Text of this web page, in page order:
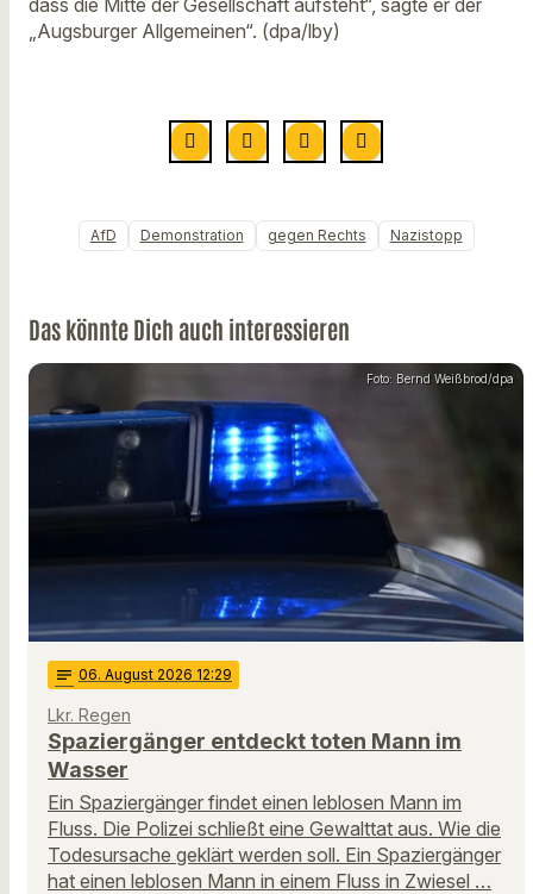
„Augsburger Allgemeinen“. (dpa/lby)
AfD Demonstration gegen Rechts Nazistopp
Das könnte Dich auch interessieren
Foto: Bernd Weißbrod/dpa
notes 06. August 2026 12:29
Lkr. Regen
Spaziergänger entdeckt toten Mann im
Wasser
Ein Spaziergänger findet einen leblosen Mann im
Fluss. Die Polizei schließt eine Gewalttat aus. Wie die
Todesursache geklärt werden soll. Ein Spaziergänger
hat einen leblosen Mann in einem Fluss in Zwiesel …